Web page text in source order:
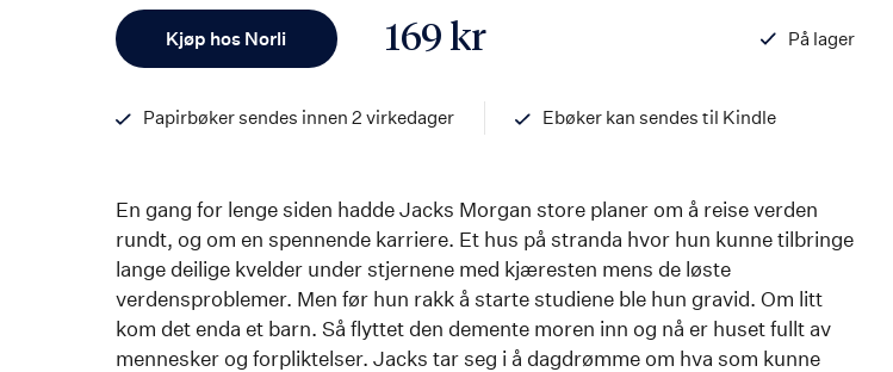
Kjøp hos Norli 169 kr
På lager
Papirbøker sendes innen 2 virkedager
Ebøker kan sendes til Kindle
En gang for lenge siden hadde Jacks Morgan store planer om å reise verden
rundt, og om en spennende karriere. Et hus på stranda hvor hun kunne tilbringe
lange deilige kvelder under stjernene med kjæresten mens de løste
verdensproblemer. Men før hun rakk å starte studiene ble hun gravid. Om litt
kom det enda et barn. Så flyttet den demente moren inn og nå er huset fullt av
mennesker og forpliktelser. Jacks tar seg i å dagdrømme om hva som kunne